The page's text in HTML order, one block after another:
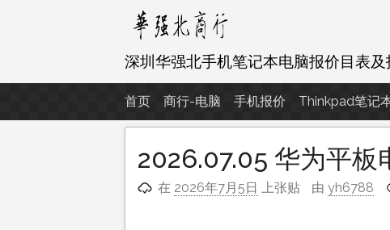
内
深圳华强北手机笔记本电脑报价目表及
首页 商行-电脑 手机报价 Thinkpad笔记
2026.07.05 华为平板
在 2026年7月5日 上张贴 由yh6788